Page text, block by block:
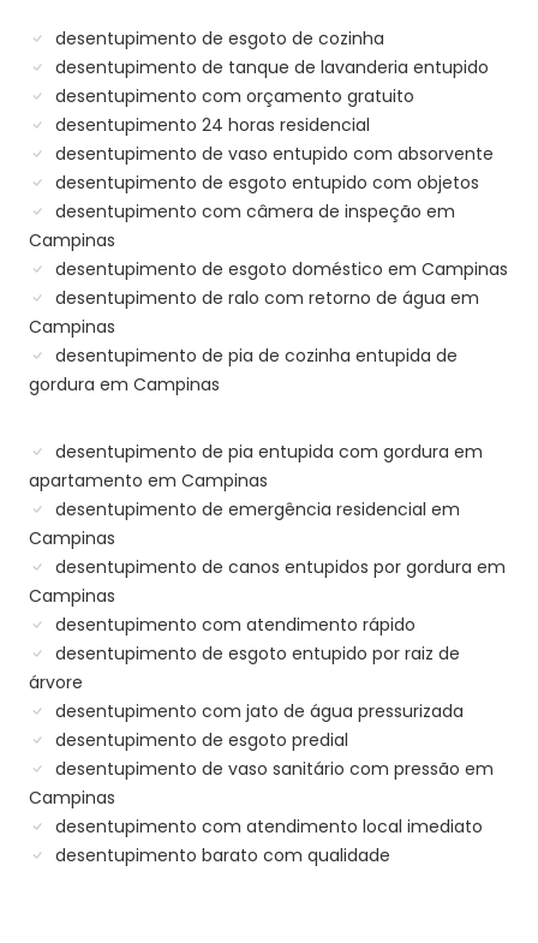
desentupimento de esgoto de cozinha
desentupimento de tanque de lavanderia entupido
desentupimento com orçamento gratuito
desentupimento 24 horas residencial
desentupimento de vaso entupido com absorvente
desentupimento de esgoto entupido com objetos
desentupimento com câmera de inspeção em
Campinas
desentupimento de esgoto doméstico em Campinas
desentupimento de ralo com retorno de água em
Campinas
desentupimento de pia de cozinha entupida de
gordura em Campinas
desentupimento de pia entupida com gordura em
apartamento em Campinas
desentupimento de emergência residencial em
Campinas
desentupimento de canos entupidos por gordura em
Campinas
desentupimento com atendimento rápido
desentupimento de esgoto entupido por raiz de
árvore
desentupimento com jato de água pressurizada
desentupimento de esgoto predial
desentupimento de vaso sanitário com pressão em
Campinas
desentupimento com atendimento local imediato
desentupimento barato com qualidade